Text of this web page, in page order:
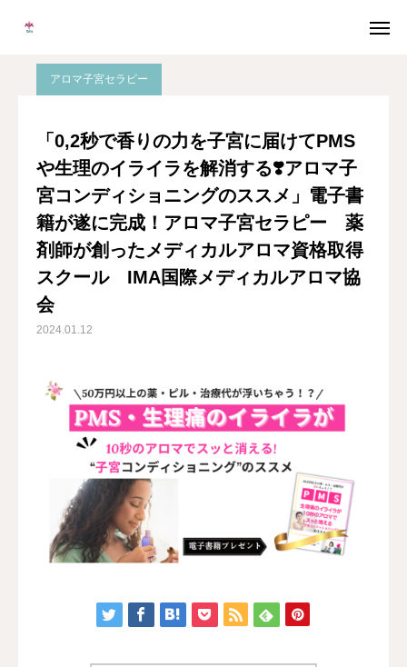
「0,2秒で香りの力を子宮に届けてPMSや生理のイライラを解消する❣️アロマ子宮コンディショニングのススメ」電子書籍が遂に完成！アロマ子宮セラピー 薬剤師が創ったメディカルアロマ資格取得スクール IMA国際メディカルアロマ協会
アロマ子宮セラピー
「0,2秒で香りの力を子宮に届けてPMS
や生理のイライラを解消する❣️アロマ子
宮コンディショニングのススメ」電子書
籍が遂に完成！アロマ子宮セラピー 薬
剤師が創ったメディカルアロマ資格取得
スクール IMA国際メディカルアロマ協
会
2024.01.12
Instagram Facebook
無料個別相談
当校について
協会概要
卒業生の声
サロン開業